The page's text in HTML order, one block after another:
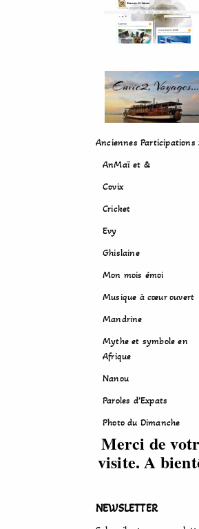
Anciennes Participations
AnMaï et &
Covix
Cricket
Evy
Ghislaine
Mon mois émoi
Musique à cœur ouvert
Mandrine
Mythe et symbole en
Afrique
Nanou
Paroles d’Expats
Photo du Dimanche
Merci de
visite. A
NEWSLETTER